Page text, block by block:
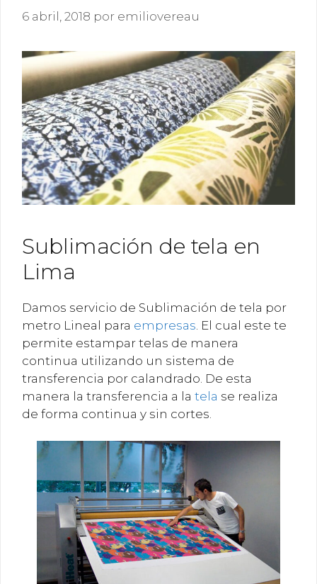
6 abril, 2018 por emiliovereau
Sublimación de tela en
Lima
Damos servicio de Sublimación de tela por
metro Lineal para empresas . El cual este te
permite estampar telas de manera
continua utilizando un sistema de
transferencia por calandrado. De esta
manera la transferencia a la tela se realiza
de forma continua y sin cortes.